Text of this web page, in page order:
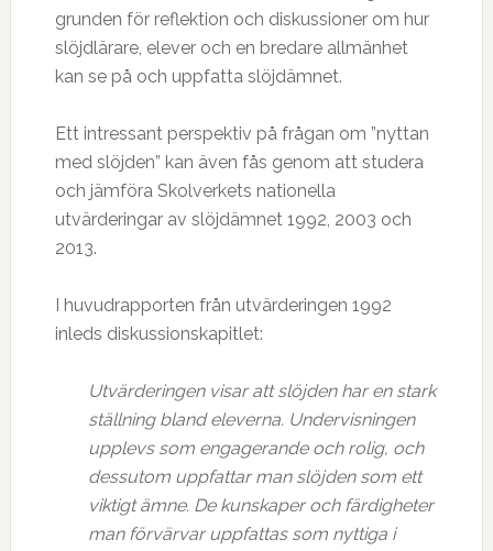
grunden för reflektion och diskussioner om hur
slöjdlärare, elever och en bredare allmänhet
kan se på och uppfatta slöjdämnet.
Ett intressant perspektiv på frågan om ”nyttan
med slöjden” kan även fås genom att studera
och jämföra Skolverkets nationella
utvärderingar av slöjdämnet 1992, 2003 och
2013.
I huvudrapporten från utvärderingen 1992
inleds diskussionskapitlet:
Utvärderingen visar att slöjden har en stark
ställning bland eleverna. Undervisningen
upplevs som engagerande och rolig, och
dessutom uppfattar man slöjden som ett
viktigt ämne. De kunskaper och färdigheter
man förvärvar uppfattas som nyttiga i